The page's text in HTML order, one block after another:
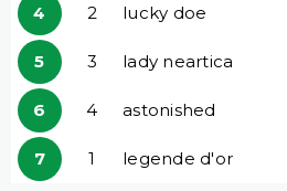
4 2 lucky doe
5 3 lady neartica
6 4 astonished
7 1 legende d'or